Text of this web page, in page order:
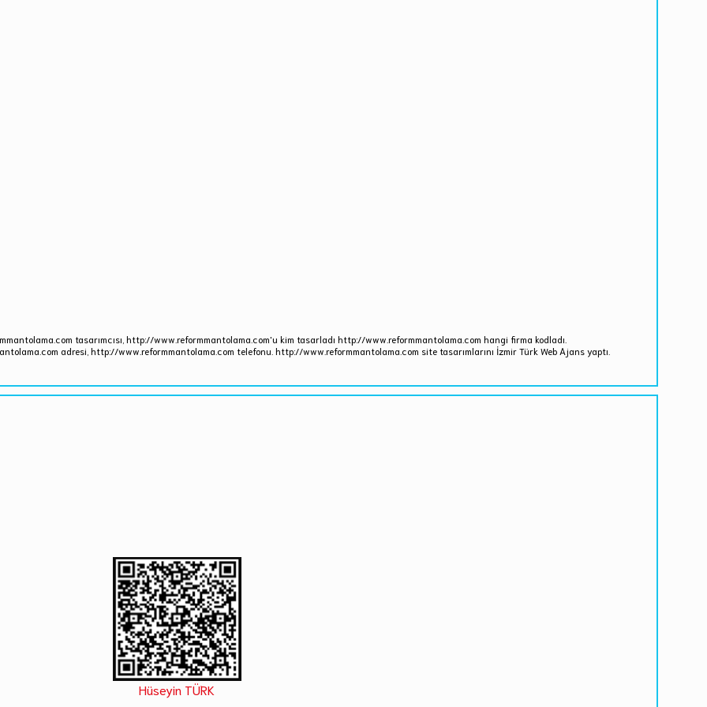
tasarımcısı, http://www.reformmantolama.com'u kim tasarladı http://www.reformmantolama.com hangi firma kodladı.
adresi, http://www.reformmantolama.com telefonu. http://www.reformmantolama.com site tasarımlarını İzmir Türk Web Ajans yaptı.
Hüseyin TÜRK